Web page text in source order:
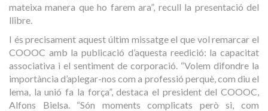
mateixa manera que ho farem ara”, recull la presentació del
llibre.
I és precisament aquest últim missatge el que vol remarcar el
COOOC amb la publicació d’aquesta reedició: la capacitat
associativa i el sentiment de corporació. “Volem difondre la
importància d’aplegar-nos com a professió perquè, com diu el
lema, la unió fa la força”, destaca el president del COOOC,
Alfons Bielsa. “Són moments complicats però si, com